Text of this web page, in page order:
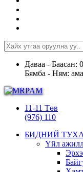
Даваа - Баасан:
Бямба - Ням:
11-11 Төв
(976) 110
БИДНИЙ
Үйл